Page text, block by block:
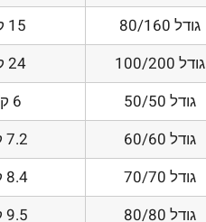
גודל 80/160
15 ק"ג
גודל 100/200
24 ק"ג
גודל 50/50
6 ק"ג
גודל 60/60
7.2 ק"ג
גודל 70/70
8.4 ק"ג
גודל 80/80
9.5 ק"ג